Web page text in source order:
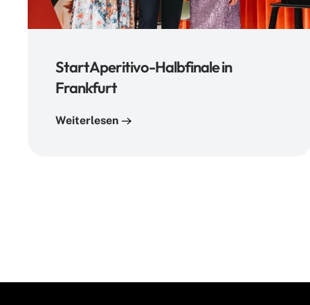
StartAperitivo-Halbfinale in
Frankfurt
Weiterlesen